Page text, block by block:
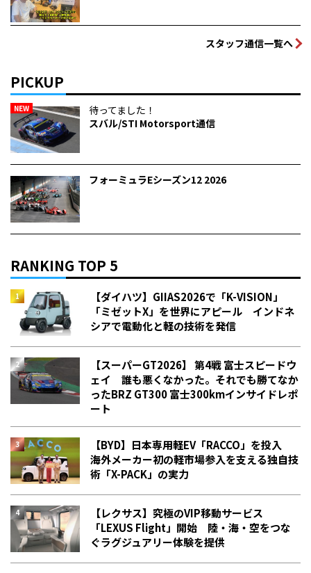
スタッフ通信一覧へ
PICKUP
NEW
待ってました！
スバル/STI Motorsport通信
フォーミュラEシーズン12 2026
RANKING TOP 5
【ダイハツ】GIIAS2026で「K-VISION」
「ミゼットX」を世界にアピール インドネ
シアで電動化と軽の技術を発信
【スーパーGT2026】 第4戦 富士スピードウ
ェイ 誰も悪くなかった。それでも勝てなか
った――BRZ GT300 富士300kmインサイドレポ
ート
【BYD】日本専用軽EV「RACCO」を投入
海外メーカー初の軽市場参入を支える独自技
術「X-PACK」の実力
【レクサス】究極のVIP移動サービス
「LEXUS Flight」開始 陸・海・空をつな
ぐラグジュアリー体験を提供